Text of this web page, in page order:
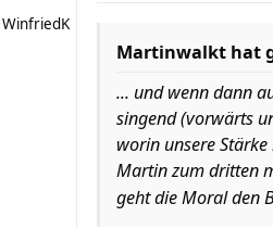
WinfriedK
Martinwalkt hat
... und wenn dann
singend (vorwärts
worin unsere
Martin zum dritten
geht die Moral den